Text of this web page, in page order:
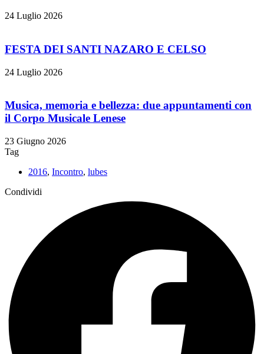
24 Luglio 2026
FESTA DEI SANTI NAZARO E CELSO
24 Luglio 2026
Musica, memoria e bellezza: due appuntamenti con
il Corpo Musicale Lenese
23 Giugno 2026
Tag
2016, Incontro, lubes
Condividi